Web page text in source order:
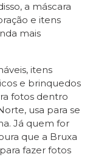
a máscara
e itens
mais
itens
e brinquedos
fotos dentro
usa para se
Já quem for
que a Bruxa
fazer fotos